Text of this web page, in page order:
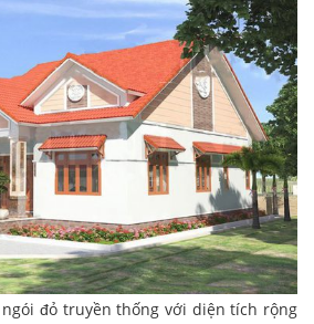
đỏ truyền thống với diện tích rộng